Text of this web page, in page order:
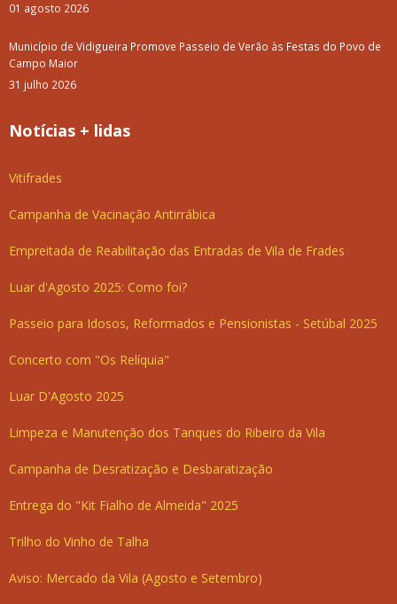
01 agosto 2026
Município de Vidigueira Promove Passeio de Verão às Festas do Povo de
Campo Maior
31 julho 2026
Notícias + lidas
Vitifrades
Campanha de Vacinação Antirrábica
Empreitada de Reabilitação das Entradas de Vila de Frades
Luar d'Agosto 2025: Como foi?
Passeio para Idosos, Reformados e Pensionistas - Setúbal 2025
Concerto com "Os Relíquia"
Luar D'Agosto 2025
Limpeza e Manutenção dos Tanques do Ribeiro da Vila
Campanha de Desratização e Desbaratização
Entrega do "Kit Fialho de Almeida" 2025
Trilho do Vinho de Talha
Aviso: Mercado da Vila (Agosto e Setembro)